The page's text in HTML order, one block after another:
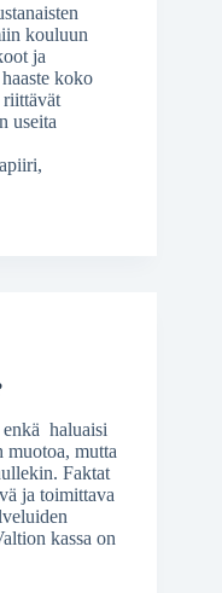
kouluun
ja
koko
riittävät
useita
haluaisi
muotoa, mutta
Faktat
ja toimittava
kassa on